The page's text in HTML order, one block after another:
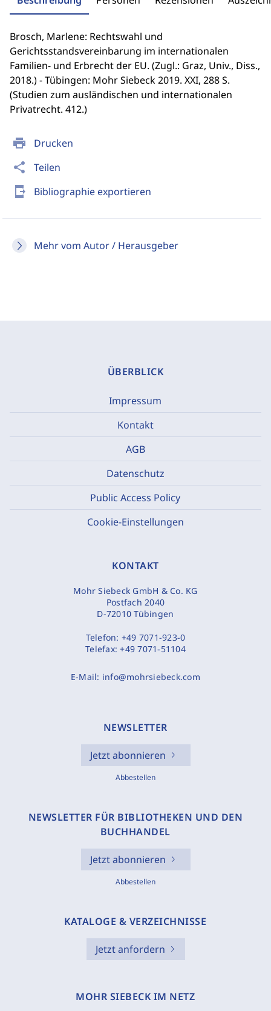
print Drucken
share Teilen
send_to_mobile Bibliographie exportieren
Mehr vom Autor / Herausgeber
Brosch, Marlene: Rechtswahl und
Gerichtsstandsvereinbarung im internationalen
Familien- und Erbrecht der EU. (Zugl.: Graz, Univ., Diss.,
2018.) - Tübingen: Mohr Siebeck 2019. XXI, 288 S.
(Studien zum ausländischen und internationalen
Privatrecht. 412.)
ÜBERBLICK
Impressum
Kontakt
AGB
Datenschutz
Public Access Policy
Cookie-Einstellungen
KONTAKT
Mohr Siebeck GmbH & Co. KG
Postfach 2040
D-72010 Tübingen
Telefon: +49 7071-923-0
Telefax:+49 7071-51104
E-Mail: info@mohrsiebeck.com
NEWSLETTER
Jetzt abonnieren
Abbestellen
NEWSLETTER FÜR BIBLIOTHEKEN UND DEN
BUCHHANDEL
Jetzt abonnieren
Abbestellen
KATALOGE & VERZEICHNISSE
Jetzt anfordern
MOHR SIEBECK IM NETZ